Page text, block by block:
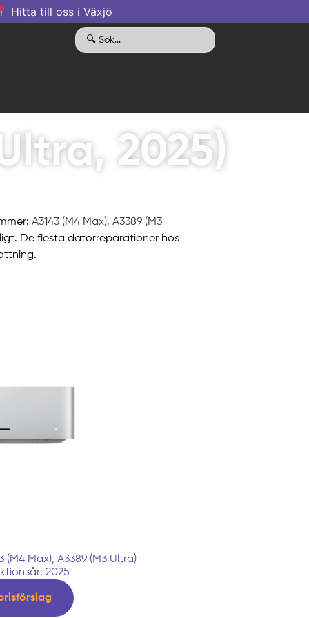
Hitta till oss i Växjö
2025)
A3143 (M4 Max), A3389 (M3
De flesta datorreparationer hos
(M4 Max), A3389 (M3 Ultra)
2025